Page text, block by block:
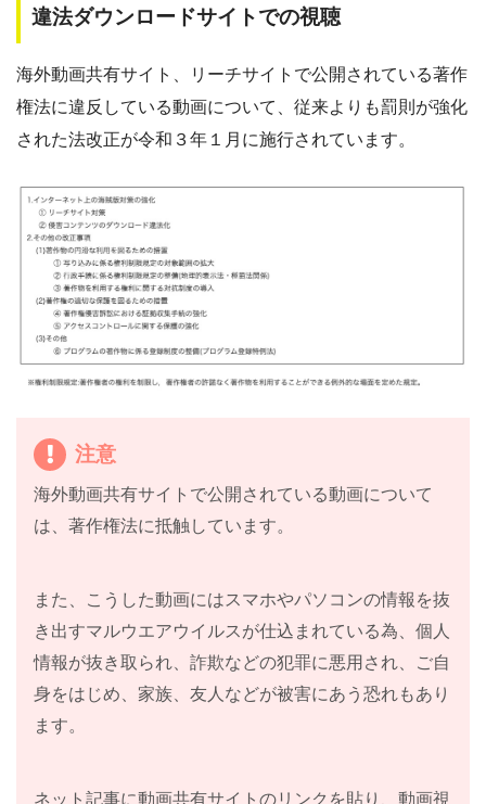
違法ダウンロードサイトでの視聴
海外動画共有サイト、リーチサイトで公開されている著作
権法に違反している動画について、従来よりも罰則が強化
された法改正が令和３年１月に施行されています。
注意
海外動画共有サイトで公開されている動画について
は、著作権法に抵触しています。
また、こうした動画にはスマホやパソコンの情報を抜
き出すマルウエアウイルスが仕込まれている為、個人
情報が抜き取られ、詐欺などの犯罪に悪用され、ご自
身をはじめ、家族、友人などが被害にあう恐れもあり
ます。
ネット記事に動画共有サイトのリンクを貼り、動画視